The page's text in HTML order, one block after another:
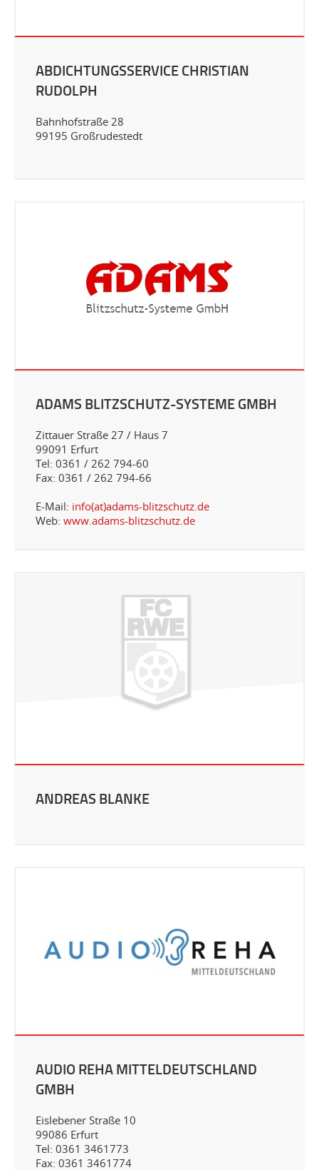
ABDICHTUNGSSERVICE CHRISTIAN
RUDOLPH
Bahnhofstraße 28
99195 Großrudestedt
ADAMS BLITZSCHUTZ-SYSTEME GMBH
Zittauer Straße 27 / Haus 7
99091 Erfurt
Tel: 0361 / 262 794-60
Fax: 0361 / 262 794-66
E-Mail: info(at)adams-blitzschutz.de
Web: www.adams-blitzschutz.de
ANDREAS BLANKE
AUDIO REHA MITTELDEUTSCHLAND
GMBH
Eislebener Straße 10
99086 Erfurt
Tel: 0361 3461773
Fax: 0361 3461774